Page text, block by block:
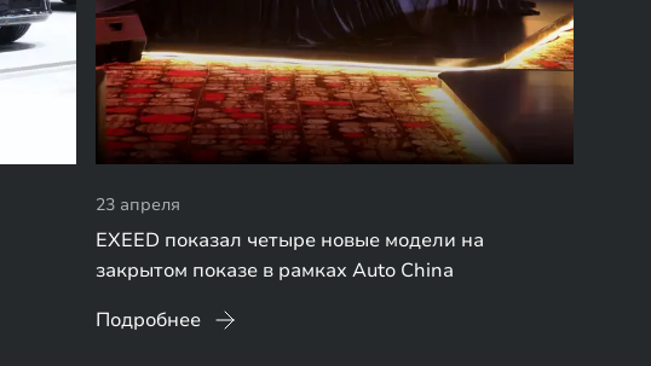
23 апреля
EXEED показал четыре новые модели на
закрытом показе в рамках Auto China
Подробнее